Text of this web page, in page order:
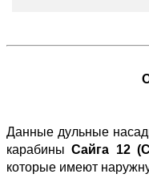
Данные дульные
карабиныСайга 12
которые имеют